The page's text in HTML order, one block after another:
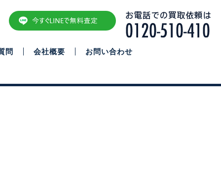
問 会社概要 お問い合わせ